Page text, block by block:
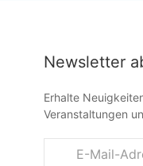
Newsletter
Erhalte
Veranstaltungen